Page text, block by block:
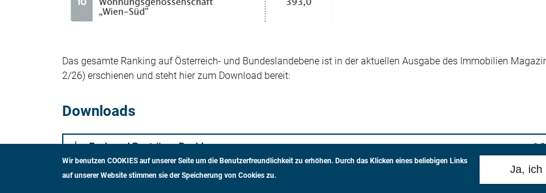
Das gesamte Ranking auf Österreich- und Bundeslandebene ist in der aktuellen Ausgabe des Immobilien
2/26) erschienen und steht hier zum Download bereit:
Downloads
Exploreal Bauträger Ranking
Wir benutzen COOKIES auf unserer Seite um die Benutzerfreundlichkeit zu erhöhen. Durch das Klicken eines beliebigen Links
auf unserer Website stimmen sie der Speicherung von Cookies zu.
Ja, ich